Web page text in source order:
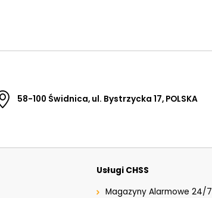
58-100 Świdnica, ul. Bystrzycka 17, POLSKA
Usługi CHSS
Magazyny Alarmowe 24/7